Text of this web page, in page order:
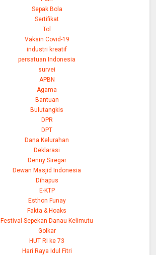
Sepak Bola
Sertifikat
Tol
Vaksin Covid-19
industri kreatif
persatuan Indonesia
survei
APBN
Agama
Bantuan
Bulutangkis
DPR
DPT
Dana Kelurahan
Deklarasi
Denny Siregar
Dewan Masjid Indonesia
Dihapus
E-KTP
Esthon Funay
Fakta & Hoaks
Festival Sepekan Danau Kelimutu
Golkar
HUT RI ke 73
Hari Raya Idul Fitri